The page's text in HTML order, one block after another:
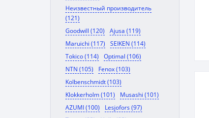
Неизвестный производитель
(121)
Goodwill (120)
Ajusa (119)
Maruichi (117)
SEIKEN (114)
Tokico (114)
Optimal (106)
NTN (105)
Fenox (103)
Kolbenschmidt (103)
Klokkerholm (101)
Musashi (101)
AZUMI (100)
Lesjofors (97)